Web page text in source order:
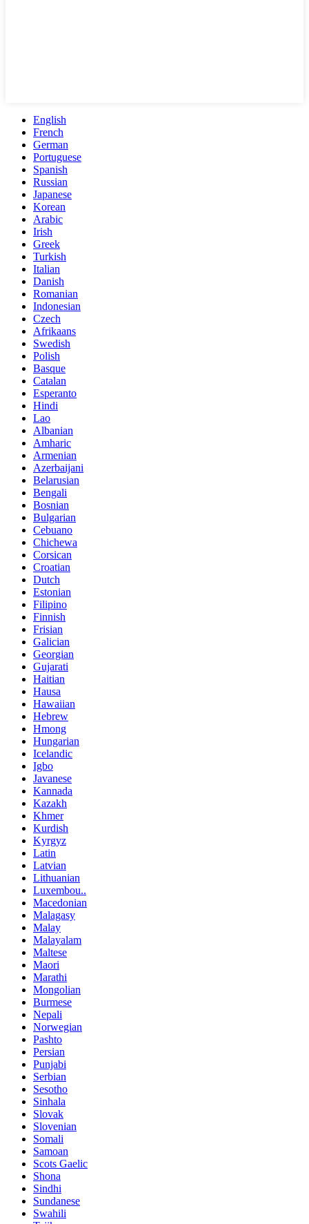
English
French
German
Portuguese
Spanish
Russian
Japanese
Korean
Arabic
Irish
Greek
Turkish
Italian
Danish
Romanian
Indonesian
Czech
Afrikaans
Swedish
Polish
Basque
Catalan
Esperanto
Hindi
Lao
Albanian
Amharic
Armenian
Azerbaijani
Belarusian
Bengali
Bosnian
Bulgarian
Cebuano
Chichewa
Corsican
Croatian
Dutch
Estonian
Filipino
Finnish
Frisian
Galician
Georgian
Gujarati
Haitian
Hausa
Hawaiian
Hebrew
Hmong
Hungarian
Icelandic
Igbo
Javanese
Kannada
Kazakh
Khmer
Kurdish
Kyrgyz
Latin
Latvian
Lithuanian
Luxembou..
Macedonian
Malagasy
Malay
Malayalam
Maltese
Maori
Marathi
Mongolian
Burmese
Nepali
Norwegian
Pashto
Persian
Punjabi
Serbian
Sesotho
Sinhala
Slovak
Slovenian
Somali
Samoan
Scots Gaelic
Shona
Sindhi
Sundanese
Swahili